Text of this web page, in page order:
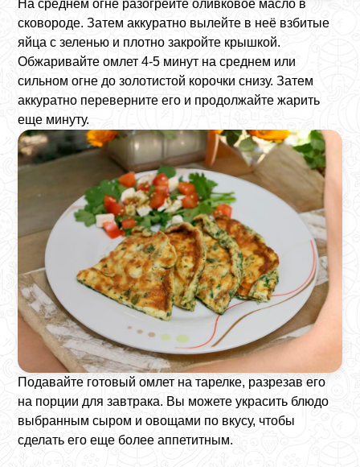
На среднем огне разогрейте оливковое масло в
сковороде. Затем аккуратно вылейте в неё взбитые
яйца с зеленью и плотно закройте крышкой.
Обжаривайте омлет 4-5 минут на среднем или
сильном огне до золотистой корочки снизу. Затем
аккуратно переверните его и продолжайте жарить
еще минуту.
Подавайте готовый омлет на тарелке, разрезав его
на порции для завтрака. Вы можете украсить блюдо
выбранным сыром и овощами по вкусу, чтобы
сделать его еще более аппетитным.